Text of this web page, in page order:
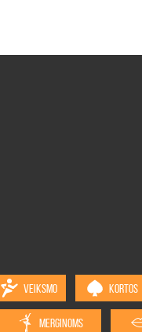
VEIKSMO KORTOS
MERGINOMS